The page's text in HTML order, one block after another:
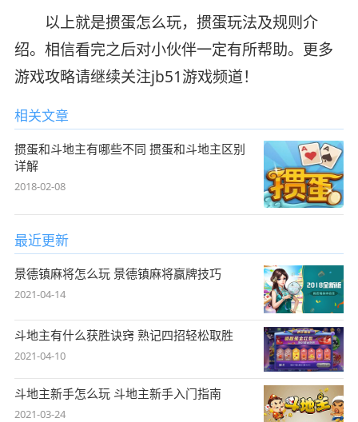
以上就是掼蛋怎么玩，掼蛋玩法及规则介
绍。相信看完之后对小伙伴一定有所帮助。更多
游戏攻略请继续关注jb51游戏频道！
相关文章
掼蛋和斗地主有哪些不同 掼蛋和斗地主区别
详解
2018-02-08
最近更新
景德镇麻将怎么玩 景德镇麻将赢牌技巧
2021-04-14
斗地主有什么获胜诀窍 熟记四招轻松取胜
2021-04-10
斗地主新手怎么玩 斗地主新手入门指南
2021-03-24